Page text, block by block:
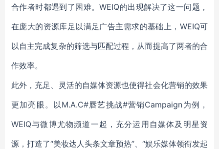
合作者时都遇到了困难。WEIQ的出现解决了这一问题，
在庞大的资源库足以满足广告主需求的基础上，WEIQ可
以自主完成复杂的筛选与匹配过程，从而提高了两者的合
作效率。
此外，充足、灵活的自媒体资源也使得社会化营销的效果
更加亮眼。以M.A.C#唇艺挑战#营销Campaign为例，
WEIQ与微博尤物频道一起，充分运用自媒体及明星资
源，打造了“美妆达人头条文章预热”、“娱乐媒体领衔发起